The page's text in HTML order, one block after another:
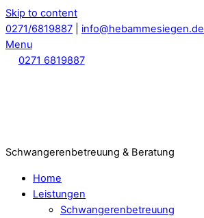
Skip to content
0271/6819887
info@hebammesiegen.de
Menu
0271 6819887
Schwangerenbetreuung & Beratung
Home
Leistungen
Schwangerenbetreuung